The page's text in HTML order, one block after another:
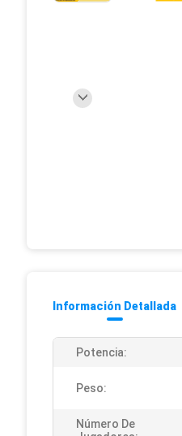
Información Detallada
Potencia:
Peso:
Número De